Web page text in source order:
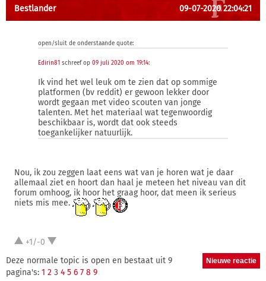
Bestlander 09-07-2020 22:04:21
open/sluit de onderstaande quote:
Edirin81 schreef op 09 juli 2020 om 19:14:
Ik vind het wel leuk om te zien dat op sommige
platformen (bv reddit) er gewoon lekker door
wordt gegaan met video scouten van jonge
talenten. Met het materiaal wat tegenwoordig
beschikbaar is, wordt dat ook steeds
toegankelijker natuurlijk.
Nou, ik zou zeggen laat eens wat van je horen wat je daar
allemaal ziet en hoort dan haal je meteen het niveau van dit
forum omhoog, ik hoor het graag hoor, dat meen ik serieus
niets mis mee.
+1/-0
Deze normale topic is open en bestaat uit 9
pagina's: 1 2 3 4 5 6 7 8 9